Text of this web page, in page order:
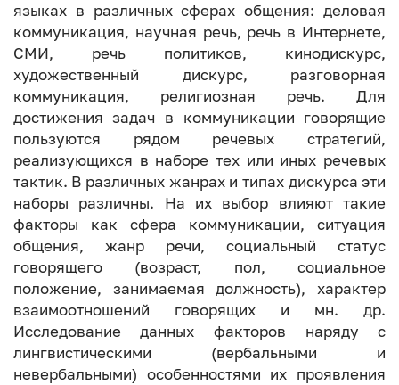
языках в различных сферах общения: деловая
коммуникация, научная речь, речь в Интернете,
СМИ, речь политиков, кинодискурс,
художественный дискурс, разговорная
коммуникация, религиозная речь. Для
достижения задач в коммуникации говорящие
пользуются рядом речевых стратегий,
реализующихся в наборе тех или иных речевых
тактик. В различных жанрах и типах дискурса эти
наборы различны. На их выбор влияют такие
факторы как сфера коммуникации, ситуация
общения, жанр речи, социальный статус
говорящего (возраст, пол, социальное
положение, занимаемая должность), характер
взаимоотношений говорящих и мн. др.
Исследование данных факторов наряду с
лингвистическими (вербальными и
невербальными) особенностями их проявления